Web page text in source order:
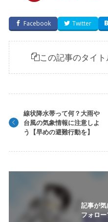
Facebook Twitter
この記事のタイ
線状降水帯って何？大雨や
台風の気象情報に注意しよ
う【早めの避難行動を】
記事が
フォロ